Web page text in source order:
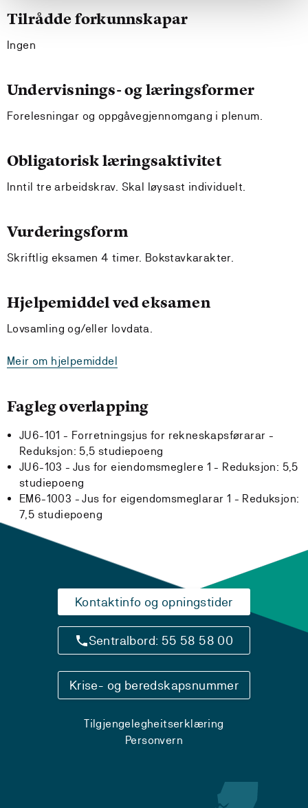
Tilrådde forkunnskapar
Ingen
Undervisnings- og læringsformer
Forelesningar og oppgåvegjennomgang i plenum.
Obligatorisk læringsaktivitet
Inntil tre arbeidskrav. Skal løysast individuelt.
Vurderingsform
Skriftlig eksamen 4 timer. Bokstavkarakter.
Hjelpemiddel ved eksamen
Lovsamling og/eller lovdata.
Meir om hjelpemiddel
Fagleg overlapping
JU6-101 - Forretningsjus for rekneskapsførarar -
Reduksjon: 5,5 studiepoeng
JU6-103 - Jus for eiendomsmeglere 1 - Reduksjon: 5,5
studiepoeng
EM6-1003 - Jus for eigendomsmeglarar 1 - Reduksjon:
7,5 studiepoeng
Kontaktinfo og opningstider
Sentralbord: 55 58 58 00
Krise- og beredskapsnummer
Tilgjengelegheitserklæring
Personvern